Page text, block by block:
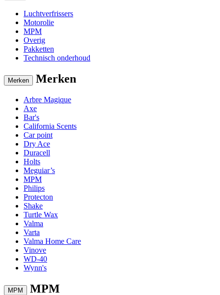
Luchtverfrissers
Motorolie
MPM
Overig
Pakketten
Technisch onderhoud
Merken Merken
Arbre Magique
Axe
Bar's
California Scents
Car point
Dry Ace
Duracell
Holts
Meguiar’s
MPM
Philips
Protecton
Shake
Turtle Wax
Valma
Varta
Valma Home Care
Vinove
WD-40
Wynn's
MPM MPM